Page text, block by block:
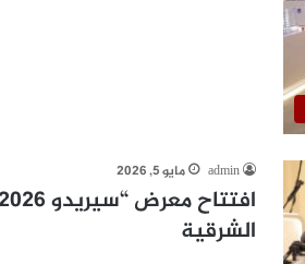
admin مايو 5, 2026
الشرقية